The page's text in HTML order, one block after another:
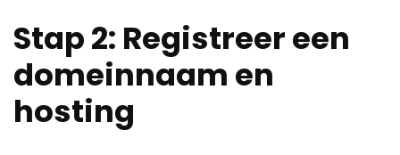
Stap 2: Registreer een
domeinnaam en
hosting